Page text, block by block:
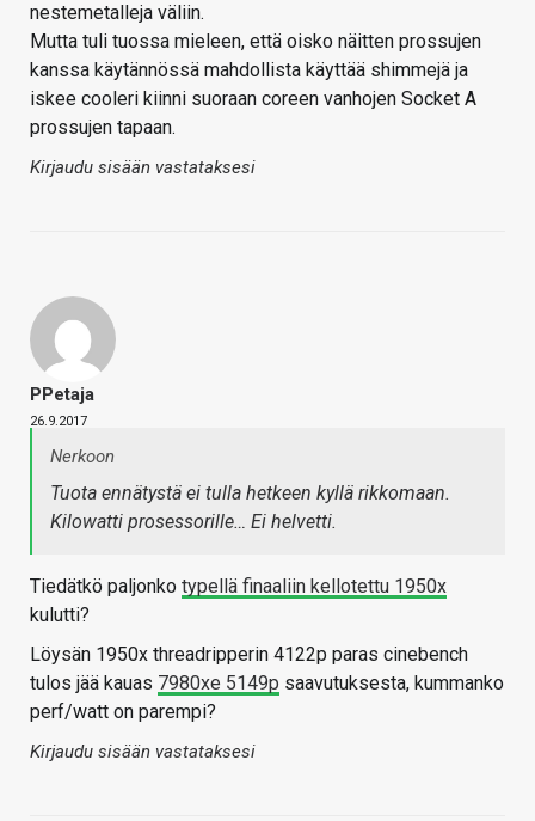
nestemetalleja väliin.
Mutta tuli tuossa mieleen, että oisko näitten prossujen
kanssa käytännössä mahdollista käyttää shimmejä ja
iskee cooleri kiinni suoraan coreen vanhojen Socket A
prossujen tapaan.
Kirjaudu sisään vastataksesi
PPetaja
26.9.2017
Nerkoon
Tuota ennätystä ei tulla hetkeen kyllä rikkomaan.
Kilowatti prosessorille… Ei helvetti.
Tiedätkö paljonko typellä finaaliin kellotettu 1950x
kulutti?
Löysän 1950x threadripperin 4122p paras cinebench
tulos jää kauas 7980xe 5149p saavutuksesta, kummanko
perf/watt on parempi?
Kirjaudu sisään vastataksesi